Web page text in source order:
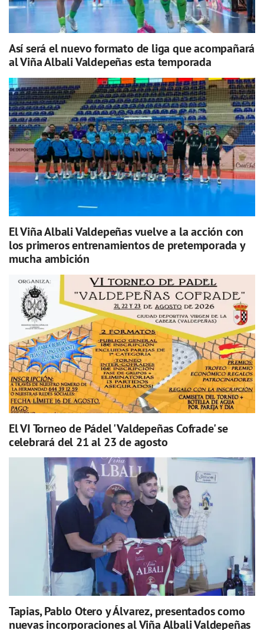
Así será el nuevo formato de liga que acompañará
al Viña Albali Valdepeñas esta temporada
El Viña Albali Valdepeñas vuelve a la acción con
los primeros entrenamientos de pretemporada y
mucha ambición
El VI Torneo de Pádel 'Valdepeñas Cofrade' se
celebrará del 21 al 23 de agosto
Tapias, Pablo Otero y Álvarez, presentados como
nuevas incorporaciones al Viña Albali Valdepeñas